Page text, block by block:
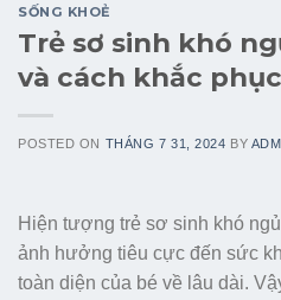
SỐNG KHOẺ
Trẻ sơ sinh khó
và cách khắc
POSTED ON THÁNG 7 31, 2024 BY
Hiện tượng trẻ sơ sinh khó
ảnh hưởng tiêu cực đến sức
toàn diện của bé về lâu dài.